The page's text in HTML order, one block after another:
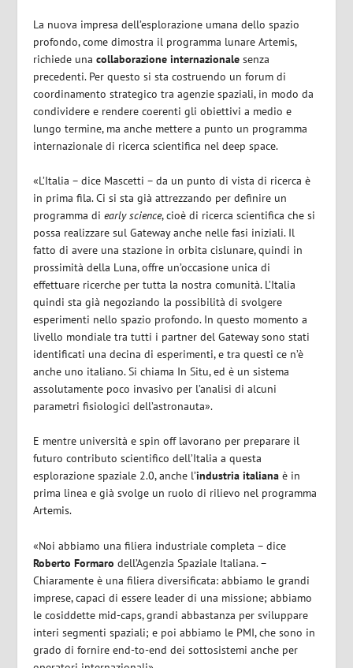
La nuova impresa dell’esplorazione umana dello spazio
profondo, come dimostra il programma lunare Artemis,
richiede unacollaborazione internazionale senza
precedenti. Per questo si sta costruendo un forum di
coordinamento strategico tra agenzie spaziali, in modo da
condividere e rendere coerenti gli obiettivi a medio e
lungo termine, ma anche mettere a punto un programma
internazionale di ricerca scientifica nel deep space.
«L’Italia – dice Mascetti – da un punto di vista di ricerca è
in prima fila. Ci si sta già attrezzando per definire un
programma diearly science, cioè di ricerca scientifica che si
possa realizzare sul Gateway anche nelle fasi iniziali. Il
fatto di avere una stazione in orbita cislunare, quindi in
prossimità della Luna, offre un’occasione unica di
effettuare ricerche per tutta la nostra comunità. L’Italia
quindi sta già negoziando la possibilità di svolgere
esperimenti nello spazio profondo. In questo momento a
livello mondiale tra tutti i partner del Gateway sono stati
identificati una decina di esperimenti, e tra questi ce n’è
anche uno italiano. Si chiama In Situ, ed è un sistema
assolutamente poco invasivo per l’analisi di alcuni
parametri fisiologici dell’astronauta».
E mentre università e spin off lavorano per preparare il
futuro contributo scientifico dell’Italia a questa
esplorazione spaziale 2.0, anche l’industria italianaè in
prima linea e già svolge un ruolo di rilievo nel programma
Artemis.
«Noi abbiamo una filiera industriale completa – dice
Roberto Formarodell’Agenzia Spaziale Italiana. –
Chiaramente è una filiera diversificata: abbiamo le grandi
imprese, capaci di essere leader di una missione; abbiamo
le cosiddette mid-caps, grandi abbastanza per sviluppare
interi segmenti spaziali; e poi abbiamo le PMI, che sono in
grado di fornire end-to-end dei sottosistemi anche per